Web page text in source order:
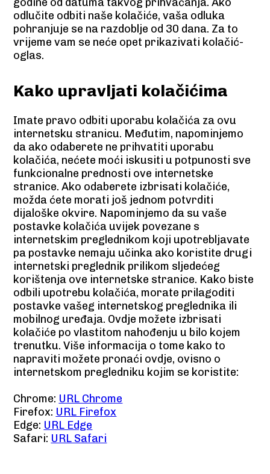
odlučite odbiti naše kolačiće, vaša odluka
pohranjuje se na razdoblje od 30 dana. Za to
vrijeme vam se neće opet prikazivati kolačić-
oglas.
Kako upravljati kolačićima
Imate pravo odbiti uporabu kolačića za ovu
internetsku stranicu. Međutim, napominjemo
da ako odaberete ne prihvatiti uporabu
kolačića, nećete moći iskusiti u potpunosti sve
funkcionalne prednosti ove internetske
stranice. Ako odaberete izbrisati kolačiće,
možda ćete morati još jednom potvrditi
dijaloške okvire. Napominjemo da su vaše
postavke kolačića uvijek povezane s
internetskim preglednikom koji upotrebljavate
pa postavke nemaju učinka ako koristite drugi
internetski preglednik prilikom sljedećeg
korištenja ove internetske stranice. Kako biste
odbili upotrebu kolačića, morate prilagoditi
postavke vašeg internetskog preglednika ili
mobilnog uređaja. Ovdje možete izbrisati
kolačiće po vlastitom nahođenju u bilo kojem
trenutku. Više informacija o tome kako to
napraviti možete pronaći ovdje, ovisno o
internetskom pregledniku kojim se koristite:
Chrome: URL Chrome
Firefox: URL Firefox
Edge: URL Edge
Safari: URL Safari